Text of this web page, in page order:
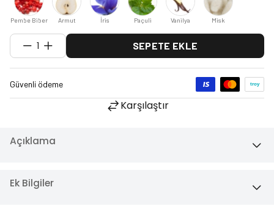
Pembe Biber Armut İris Paçuli Vanilya Misk
1 SEPETE EKLE
Karşılaştır
Açıklama
Ek Bilgiler